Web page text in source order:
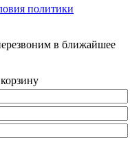
политики
в ближайшее